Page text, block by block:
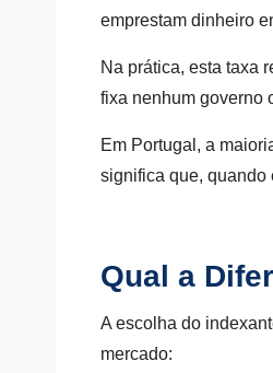
emprestam dinheiro
Na prática, esta taxa
fixa nenhum governo
Em Portugal, a
significa que, quando
Qual a
A escolha do
mercado: